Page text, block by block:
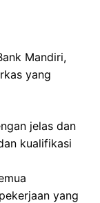
Mandiri,
yang
jelas dan
kualifikasi
yang